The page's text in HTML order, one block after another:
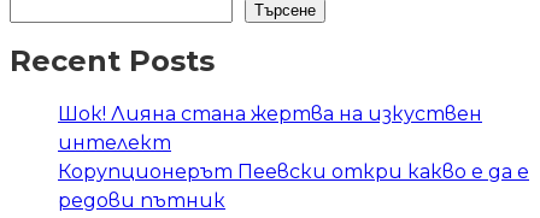
Търсене
Recent Posts
Шок! Лияна стана жертва на изкуствен
интелект
Корупционерът Пеевски откри какво е да е
редови пътник